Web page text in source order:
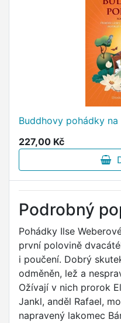
Buddhovy pohádky
227,00 Kč
Podrobný
Pohádky Ilse
první polovině
i poučení. Dobrý
odměněn, lež a
Ožívají v nich prorok
Jankl, anděl Rafael,
napravený lakomec